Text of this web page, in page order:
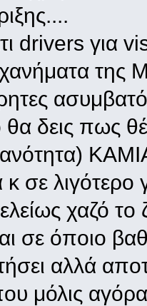
drivers για
της
θα δεις πως
σε
τελείως χαζό
σε όποιο
αλλά
μόλις